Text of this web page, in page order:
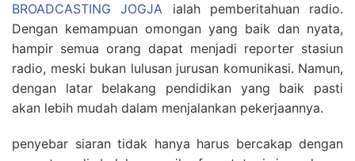
BROADCASTING JOGJA ialah pemberitahuan radio.
Dengan kemampuan omongan yang baik dan nyata,
hampir semua orang dapat menjadi reporter stasiun
radio, meski bukan lulusan jurusan komunikasi. Namun,
dengan latar belakang pendidikan yang baik pasti
akan lebih mudah dalam menjalankan pekerjaannya.
penyebar siaran tidak hanya harus bercakap dengan